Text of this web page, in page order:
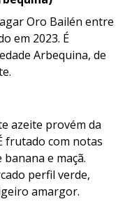
Oro Bailén entre
em 2023. É
Arbequina, de
azeite provém da
frutado com notas
e maçã.
perfil verde,
amargor.